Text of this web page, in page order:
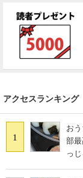
アクセスランキング
1
お
部
っ